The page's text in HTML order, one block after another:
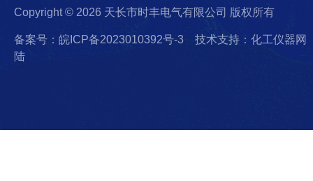
Copyright © 2026 天长市时丰电气有限公司 版权所有
备案号：皖ICP备2023010392号-3
技术支持：化工仪器网
陆